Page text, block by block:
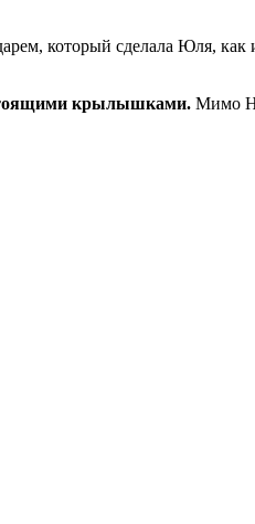
который сделала Юля, как
крылышками. Мимо